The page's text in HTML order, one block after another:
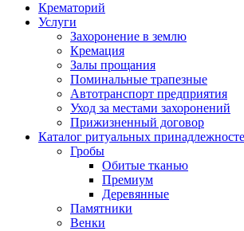
Крематорий
Услуги
Захоронение в землю
Кремация
Залы прощания
Поминальные трапезные
Автотранспорт предприятия
Уход за местами захоронений
Прижизненный договор
Каталог ритуальных
Гробы
Обитые тканью
Премиум
Деревянные
Памятники
Венки